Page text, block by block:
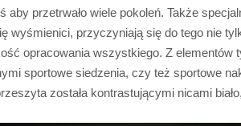
aby przetrwało wiele pokoleń. Także
wyśmienici, przyczyniają się do tego nie
opracowania wszystkiego. Z elementów
sportowe siedzenia, czy też sportowe
została kontrastującymi nicami